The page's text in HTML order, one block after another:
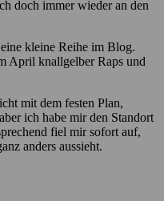
doch immer wieder an den
kleine Reihe im Blog.
April knallgelber Raps und
mit dem festen Plan,
ich habe mir den Standort
fiel mir sofort auf,
anders aussieht.